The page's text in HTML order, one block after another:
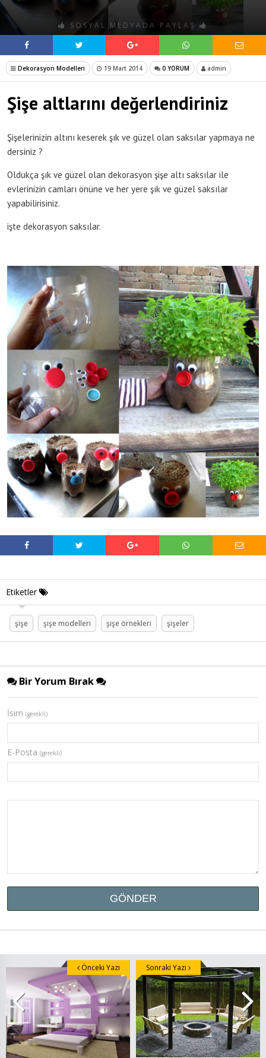
SOSYAL MEDYADA PAYLAŞ
Dekorasyon Modelleri 19 Mart 2014 0 YORUM admin
Şişe altlarını değerlendiriniz
Şişelerinizin altını keserek şık ve güzel olan saksılar yapmaya ne
dersiniz ?
Oldukça şık ve güzel olan dekorasyon şişe altı saksılar ile
evlerinizin camları önüne ve her yere şık ve güzel saksılar
yapabilirisiniz.
işte dekorasyon saksılar.
Etiketler
şişe şişe modelleri şişe örnekleri şişeler
Bir Yorum Bırak
İsim (gerekli)
E-Posta (gerekli)
Önceki Yazı Sonraki Yazı